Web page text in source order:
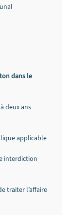
dans le
deux ans
applicable
interdiction
traiter l’affaire